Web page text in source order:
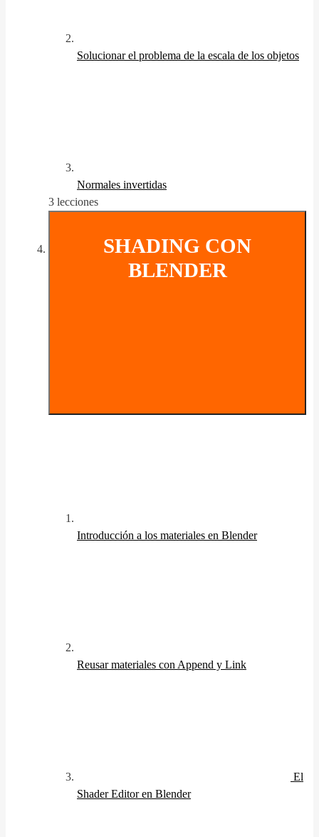
Solucionar el problema de la escala de los objetos
Normales invertidas
3 lecciones
SHADING CON
BLENDER
Introducción a los materiales en Blender
Reusar materiales con Append y Link
El
Shader Editor en Blender